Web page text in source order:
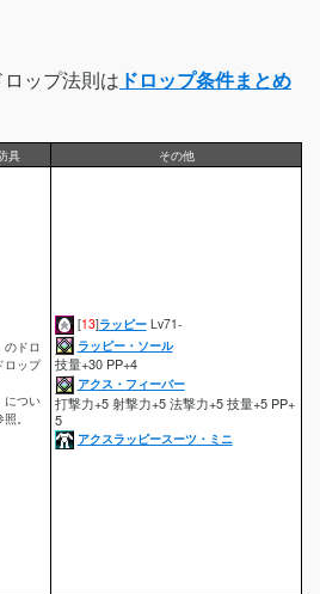
ップ法則は ドロップ条件まとめ
具
その他
のドロ
ロップ
につい
。
[13]ラッピーLv71-
ラッピー・ソール
技量+30 PP+4
アクス・フィーバー
打撃力+5 射撃力+5 法撃力+5 技量+5 PP+
5
アクスラッピースーツ・ミニ